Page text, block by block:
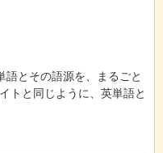
とその語源を、まるごと
トと同じように、英単語と